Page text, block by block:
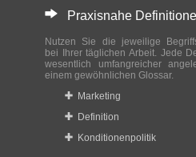
Praxisnahe
Nutzen Sie die jeweilige
bei Ihrer täglichen Arbeit. Jede
wesentlich umfangreicher
einem gewöhnlichen Glossar.
Marketing
Definition
Konditionenpolitik